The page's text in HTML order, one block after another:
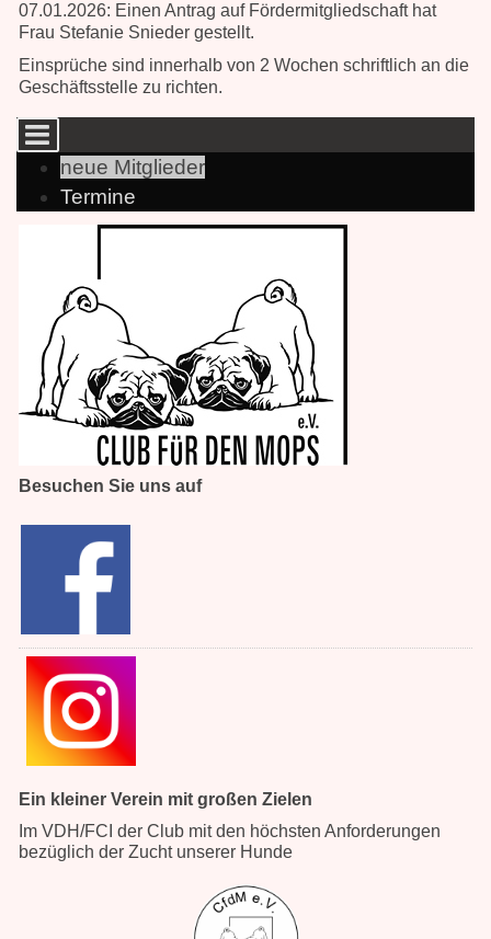
07.01.2026: Einen Antrag auf Fördermitgliedschaft hat
Frau Stefanie Snieder gestellt.
Einsprüche sind innerhalb von 2 Wochen schriftlich an die
Geschäftsstelle zu richten.
neue Mitglieder
Termine
Besuchen Sie uns auf
Ein kleiner Verein mit großen Zielen
Im VDH/FCI der Club mit den höchsten Anforderungen
bezüglich der Zucht unserer Hunde